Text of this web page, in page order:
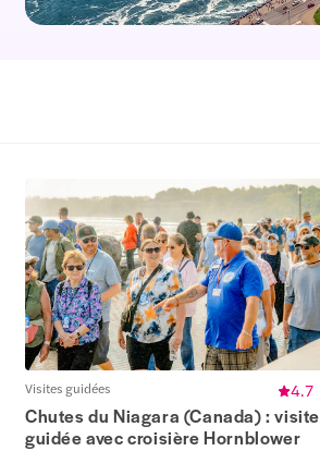
Visites guidées 4.7
Chutes du Niagara (Canada) : visite
guidée avec croisière Hornblower